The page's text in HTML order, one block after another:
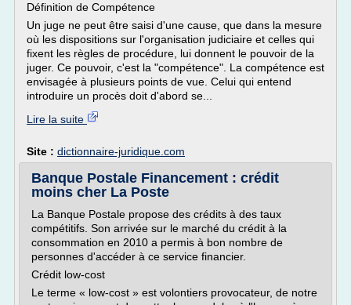
Définition de Compétence
Un juge ne peut être saisi d'une cause, que dans la mesure
où les dispositions sur l'organisation judiciaire et celles qui
fixent les règles de procédure, lui donnent le pouvoir de la
juger. Ce pouvoir, c'est la "compétence". La compétence est
envisagée à plusieurs points de vue. Celui qui entend
introduire un procès doit d'abord se...
Lire la suite
Site : dictionnaire-juridique.com
Banque Postale Financement : crédit
moins cher La Poste
La Banque Postale propose des crédits à des taux
compétitifs. Son arrivée sur le marché du crédit à la
consommation en 2010 a permis à bon nombre de
personnes d'accéder à ce service financier.
Crédit low-cost
Le terme « low-cost » est volontiers provocateur, de notre